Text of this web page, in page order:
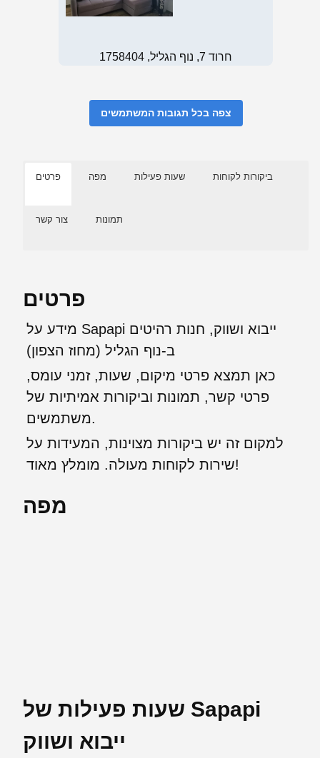
חרוד 7, נוף הגליל, 1758404
צפה בכל תגובות המשתמשים
פרטים מפה שעות פעילות ביקורות לקוחות
צור קשר תמונות
פרטים
מידע על Sapapi ייבוא ושווק, חנות רהיטים
ב-נוף הגליל (מחוז הצפון)
כאן תמצא פרטי מיקום, שעות, זמני עומס,
פרטי קשר, תמונות וביקורות אמיתיות של
משתמשים.
למקום זה יש ביקורות מצוינות, המעידות על
שירות לקוחות מעולה. מומלץ מאוד!
מפה
שעות פעילות של Sapapi
ייבוא ושווק